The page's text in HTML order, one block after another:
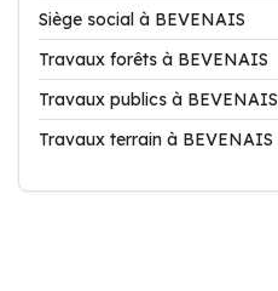
Siège social à BEVENAIS
Travaux forêts à BEVENAIS
Travaux publics à BEVENAIS
Travaux terrain à BEVENAIS